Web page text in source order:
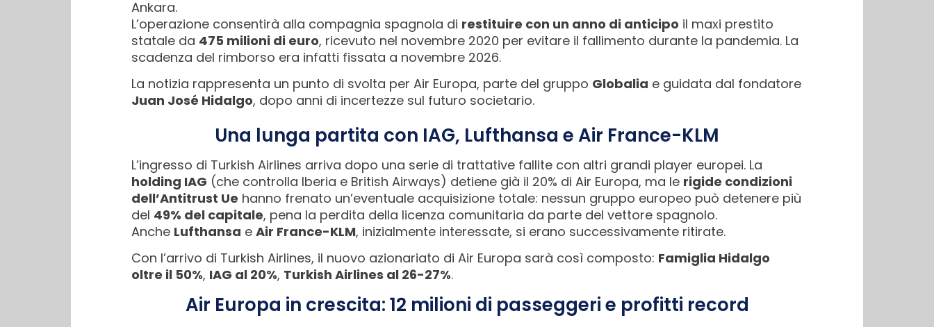
Ankara.
L’operazione consentirà alla compagnia spagnola di restituire con un anno di anticipo il maxi prestito
statale da 475 milioni di euro, ricevuto nel novembre 2020 per evitare il fallimento durante la pandemia. La
scadenza del rimborso era infatti fissata a novembre 2026.
La notizia rappresenta un punto di svolta per Air Europa, parte del gruppo Globalia e guidata dal fondatore
Juan José Hidalgo, dopo anni di incertezze sul futuro societario.
Una lunga partita con IAG, Lufthansa e Air France-KLM
L’ingresso di Turkish Airlines arriva dopo una serie di trattative fallite con altri grandi player europei. La
holding IAG (che controlla Iberia e British Airways) detiene già il 20% di Air Europa, ma le rigide condizioni
dell’Antitrust Ue hanno frenato un’eventuale acquisizione totale: nessun gruppo europeo può detenere più
del 49% del capitale, pena la perdita della licenza comunitaria da parte del vettore spagnolo.
Anche Lufthansa e Air France-KLM, inizialmente interessate, si erano successivamente ritirate.
Con l’arrivo di Turkish Airlines, il nuovo azionariato di Air Europa sarà così composto: Famiglia Hidalgo
oltre il 50%, IAG al 20%, Turkish Airlines al 26-27%.
Air Europa in crescita: 12 milioni di passeggeri e profitti record